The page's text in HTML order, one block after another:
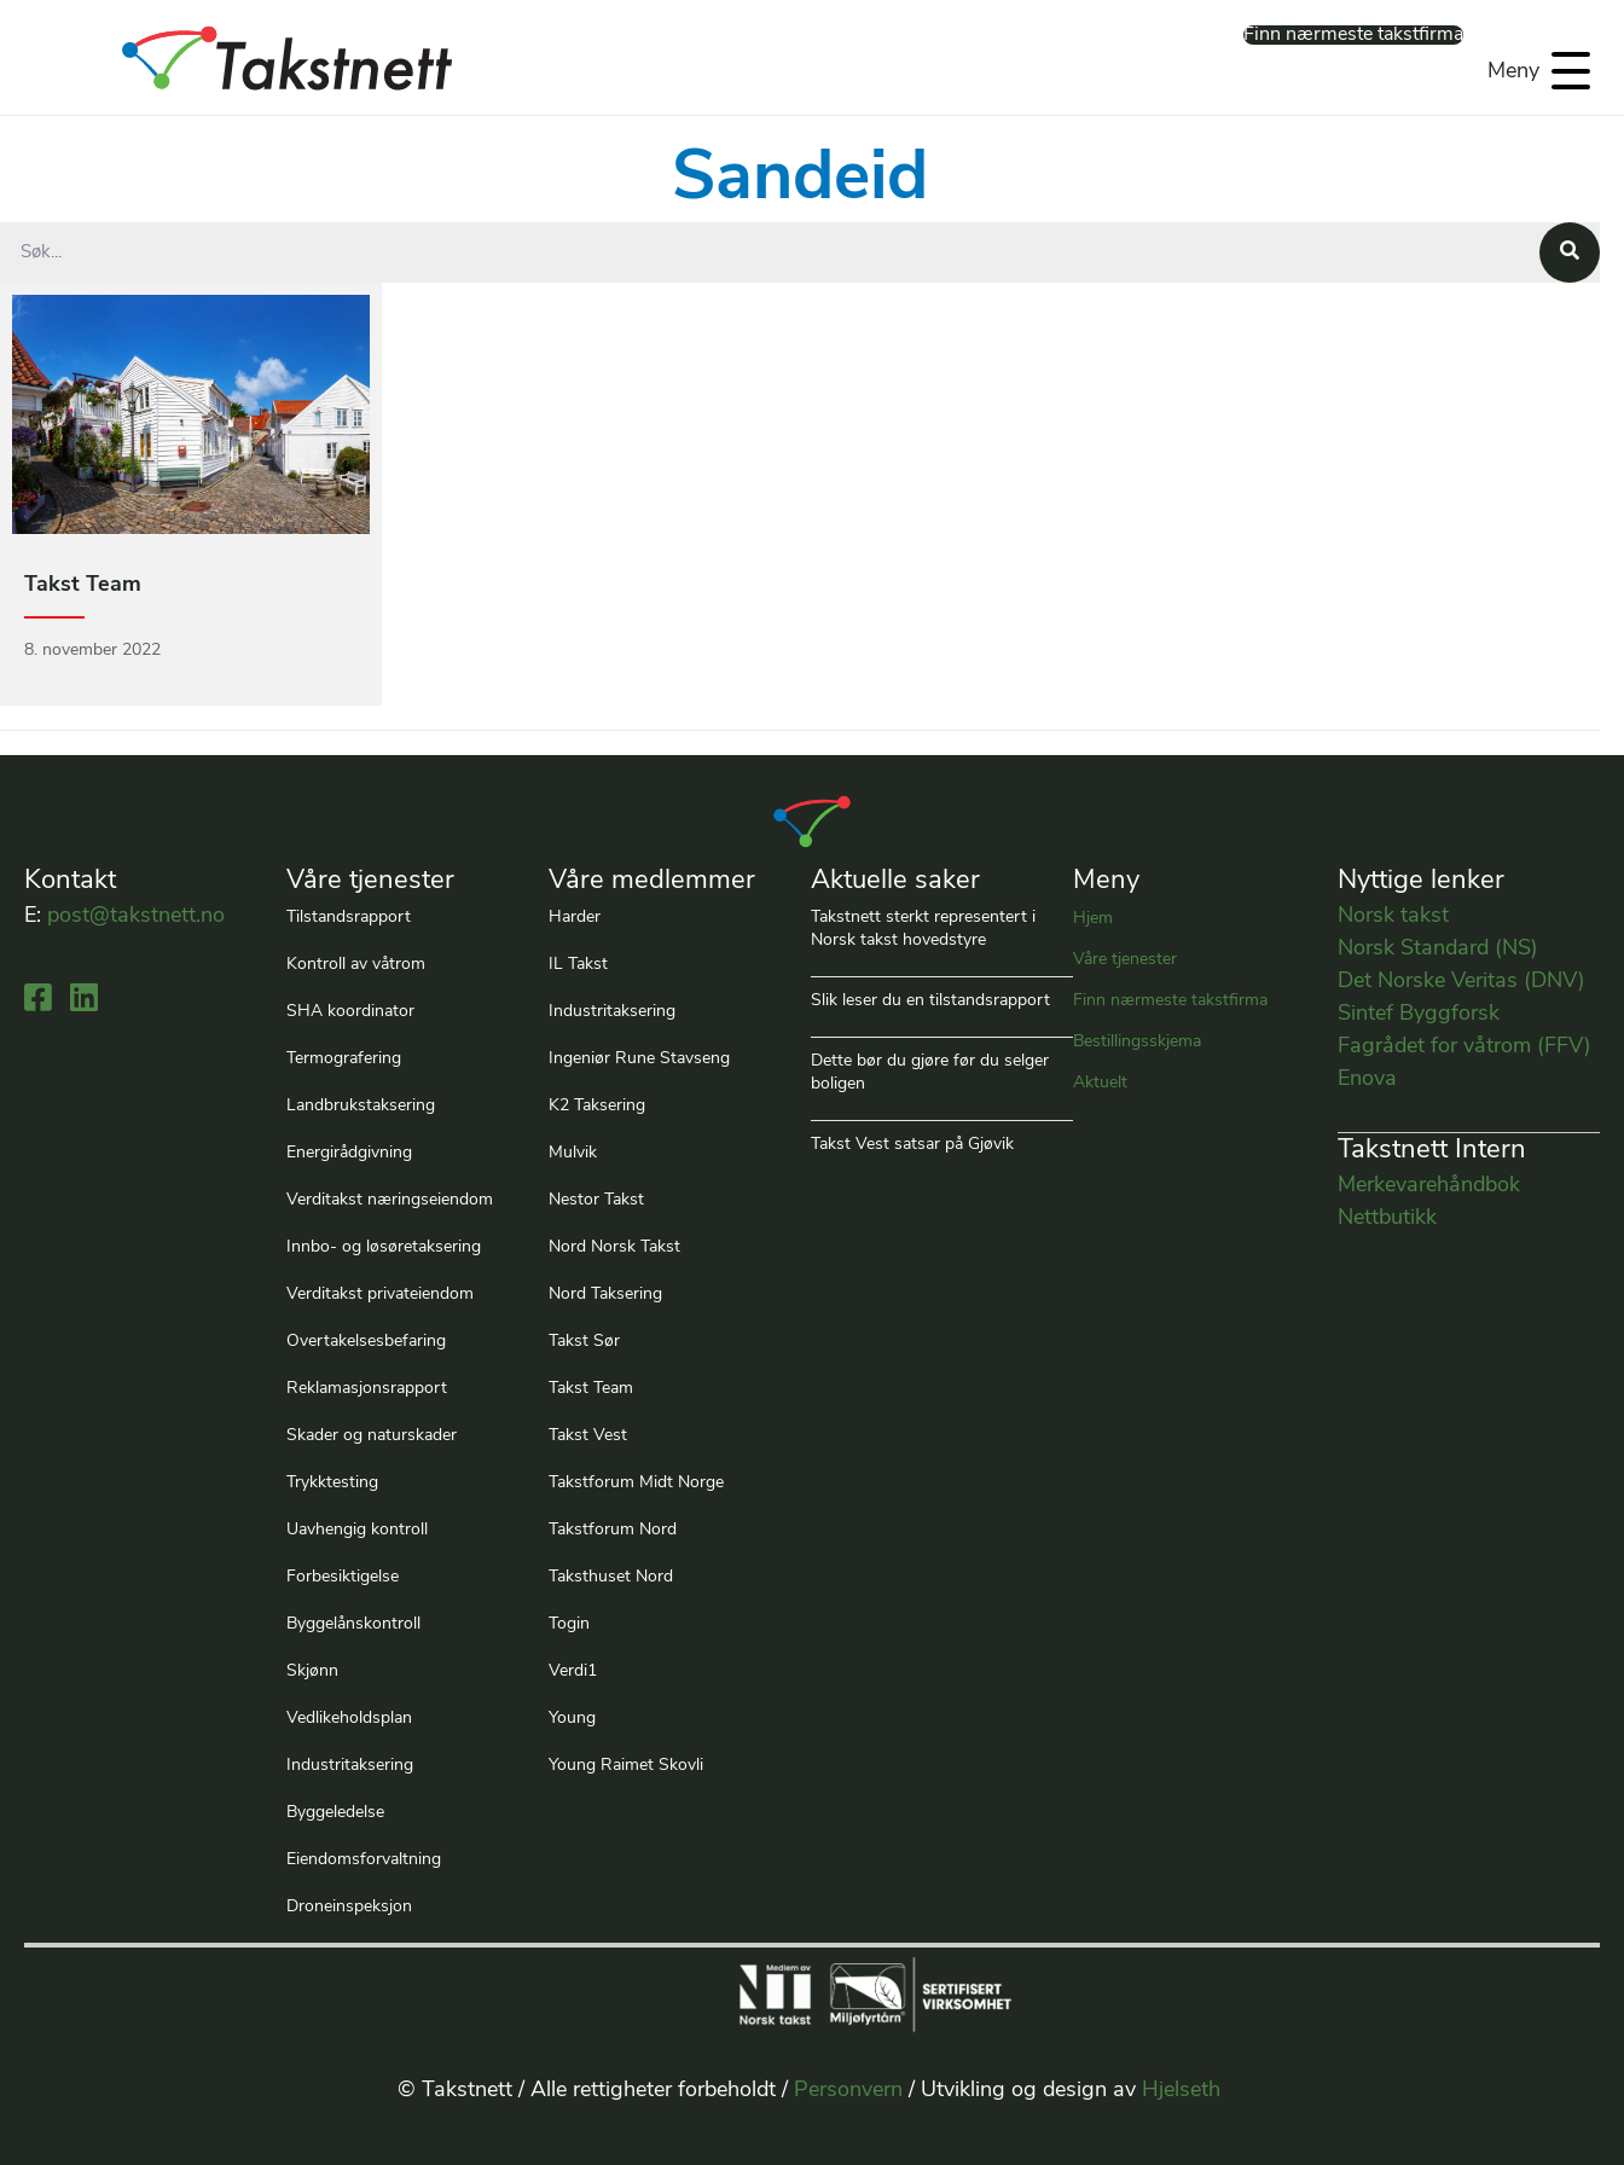
Finn nærmeste takstfirma
Meny
Sandeid
Takst Team
8. november 2022
Kontakt
E: post@takstnett.no
Lenke til Facebook
Lenke til LinkedIn
Våre tjenester
Tilstandsrapport
Kontroll av våtrom
SHA koordinator
Termografering
Landbrukstaksering
Energirådgivning
Verditakst næringseiendom
Innbo- og løsøretaksering
Verditakst privateiendom
Overtakelsesbefaring
Reklamasjonsrapport
Skader og naturskader
Trykktesting
Uavhengig kontroll
Forbesiktigelse
Byggelånskontroll
Skjønn
Vedlikeholdsplan
Industritaksering
Byggeledelse
Eiendomsforvaltning
Droneinspeksjon
Våre medlemmer
Harder
IL Takst
Industritaksering
Ingeniør Rune Stavseng
K2 Taksering
Mulvik
Nestor Takst
Nord Norsk Takst
Nord Taksering
Takst Sør
Takst Team
Takst Vest
Takstforum Midt Norge
Takstforum Nord
Taksthuset Nord
Togin
Verdi1
Young
Young Raimet Skovli
Aktuelle saker
Takstnett sterkt representert i
Norsk takst hovedstyre
Slik leser du en tilstandsrapport
Dette bør du gjøre før du selger
boligen
Takst Vest satsar på Gjøvik
Meny
Hjem
Våre tjenester
Finn nærmeste takstfirma
Bestillingsskjema
Aktuelt
Nyttige lenker
Norsk takst
Norsk Standard (NS)
Det Norske Veritas (DNV)
Sintef Byggforsk
Fagrådet for våtrom (FFV)
Enova
Takstnett Intern
Merkevarehåndbok
Nettbutikk
© Takstnett / Alle rettigheter forbeholdt / Personvern / Utvikling og design av Hjelseth